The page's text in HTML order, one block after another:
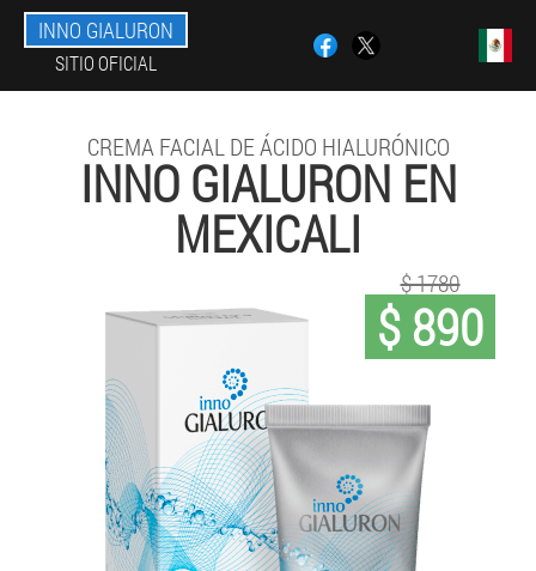
INNO GIALURON
SITIO OFICIAL
CREMA FACIAL DE ÁCIDO HIALURÓNICO
INNO GIALURON EN
MEXICALI
$ 890
$ 1780